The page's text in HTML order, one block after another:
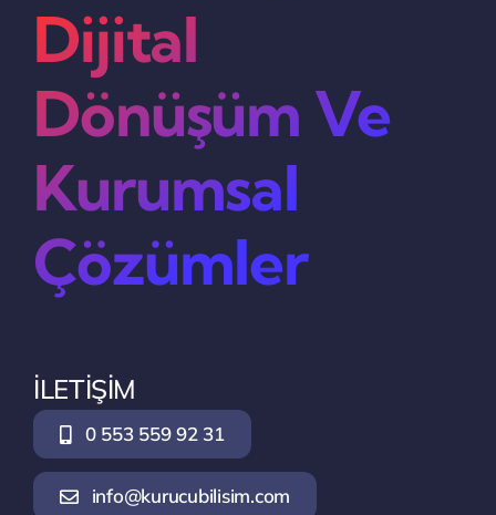
Dijital
Dönüşüm Ve
Kurumsal
Çözümler
İLETİŞİM
0 553 559 92 31
info@kurucubilisim.com